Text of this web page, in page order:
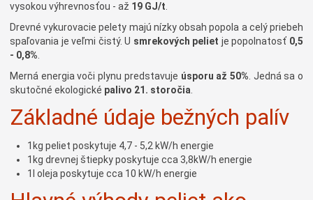
vysokou výhrevnosťou - až 19 GJ/t.
Drevné vykurovacie pelety majú nízky obsah popola a celý priebeh
spaľovania je veľmi čistý. U smrekových peliet je popolnatosť 0,5
- 0,8%.
Merná energia voči plynu predstavuje úsporu až 50%. Jedná sa o
skutočné ekologické palivo 21. storočia.
Základné údaje bežných palív
1kg peliet poskytuje 4,7 - 5,2 kW/h energie
1kg drevnej štiepky poskytuje cca 3,8kW/h energie
1l oleja poskytuje cca 10 kW/h energie